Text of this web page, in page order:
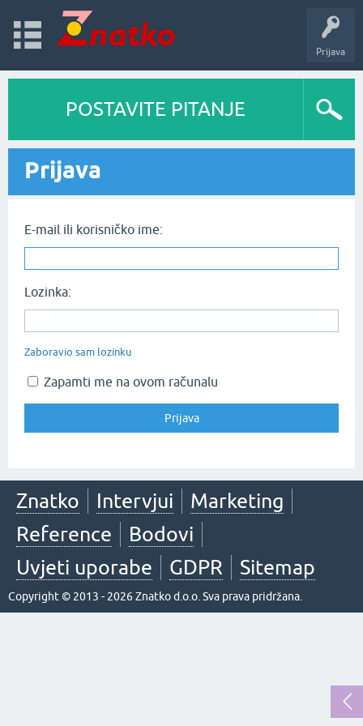
Prijava
POSTAVITE PITANJE
Prijava
E-mail ili korisničko ime:
Lozinka:
Zaboravio sam lozinku
Zapamti me na ovom računalu
Znatko Intervjui
Marketing
Reference
Bodovi
Uvjeti uporabe
GDPR Sitemap
Copyright © 2013 - 2026 Znatko d.o.o. Sva prava pridržana.